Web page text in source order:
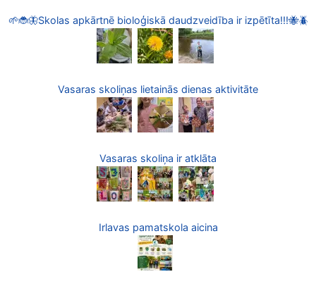
🌱🐞🦋Skolas apkārtnē bioloģiskā daudzveidība ir izpētīta!!!🐝🪲
Vasaras skoliņas lietainās dienas aktivitāte
Vasaras skoliņa ir atklāta
Irlavas pamatskola aicina